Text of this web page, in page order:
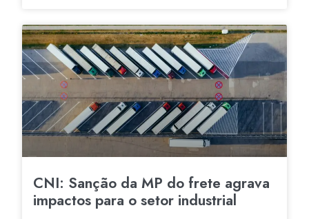
CNI: Sanção da MP do frete agrava
impactos para o setor industrial